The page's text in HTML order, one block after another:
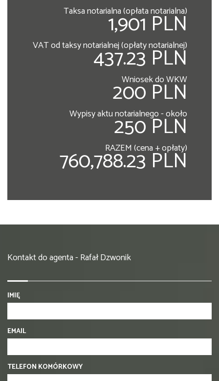
Taksa notarialna (opłata notarialna)
1,901 PLN
VAT od taksy notarialnej (opłaty notarialnej)
437.23 PLN
Wniosek do WKW
200 PLN
Wypisy aktu notarialnego - około
250 PLN
RAZEM (cena + opłaty)
760,788.23 PLN
Kontakt do agenta - Rafał Dzwonik
IMIĘ
EMAIL
TELEFON KOMÓRKOWY